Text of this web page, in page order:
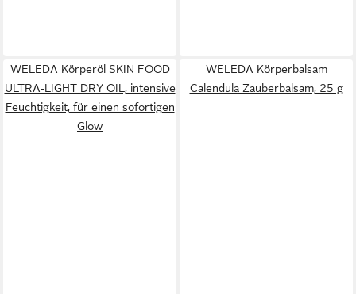
WELEDA Körperöl SKIN FOOD
ULTRA-LIGHT DRY OIL, intensive
Feuchtigkeit, für einen sofortigen
Glow
WELEDA Körperbalsam
Calendula Zauberbalsam, 25 g